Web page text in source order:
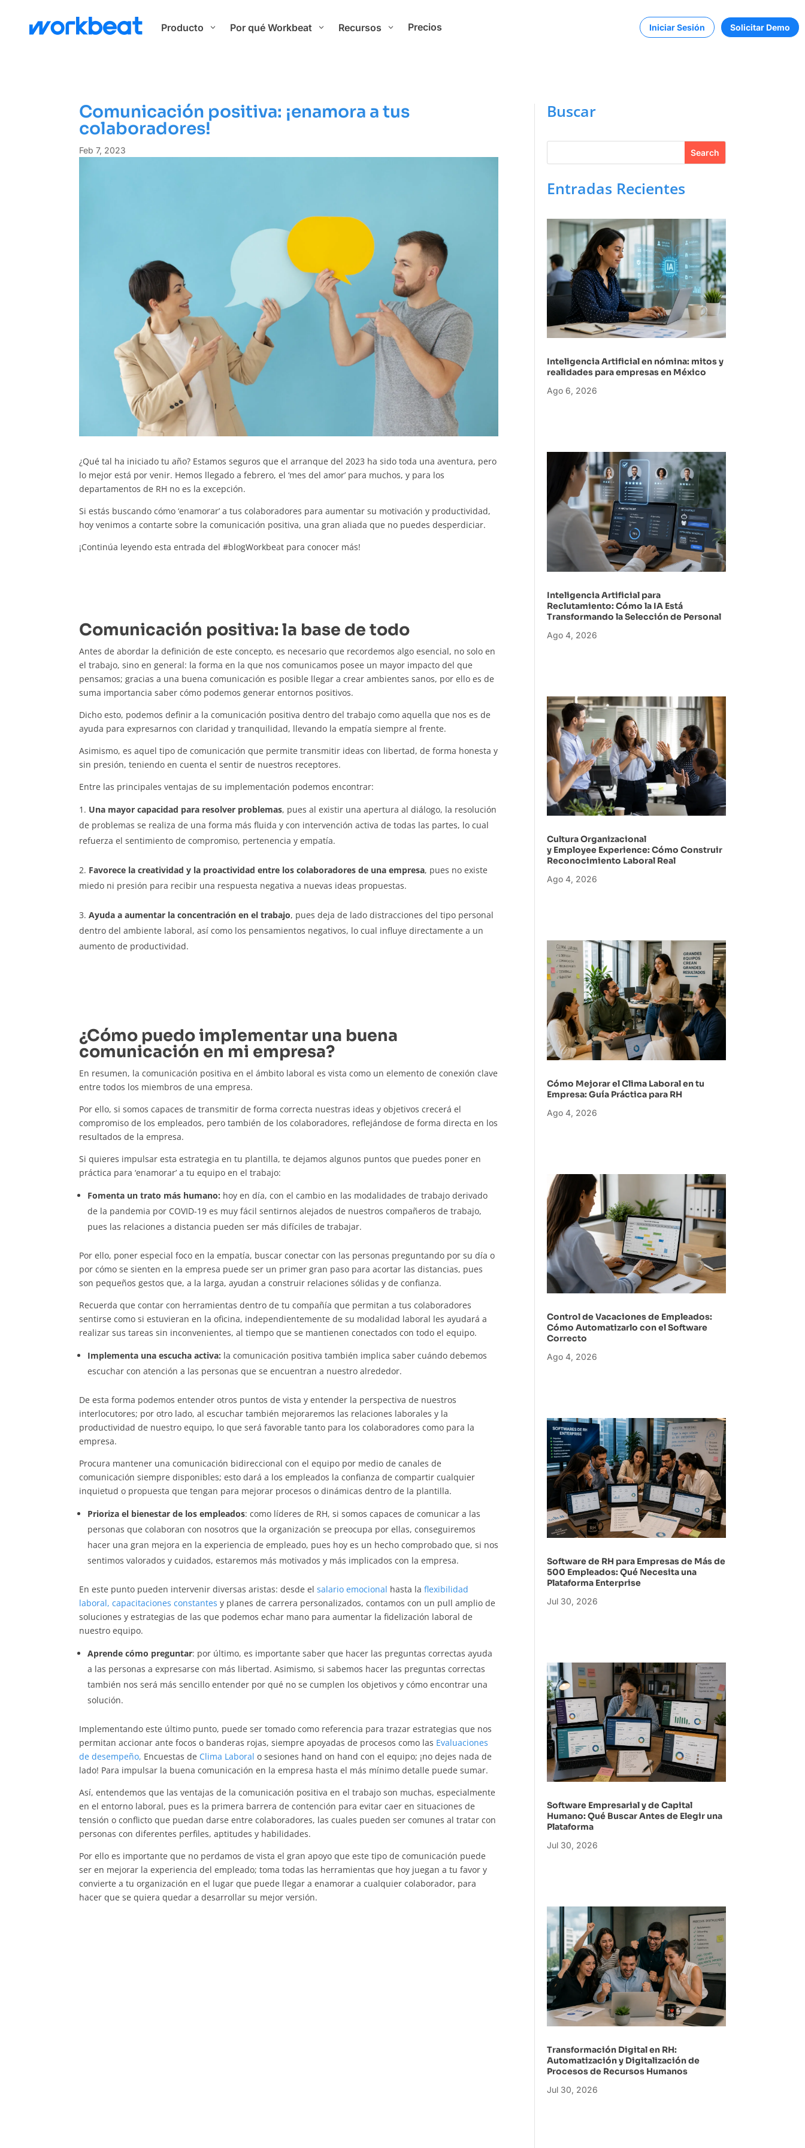
Producto 3 Por qué Workbeat 3 Recursos 3 Precios Iniciar Sesión Solicitar Demo
Comunicación positiva: ¡enamora a tus
colaboradores!
Feb 7, 2023
¿Qué tal ha iniciado tu año? Estamos seguros que el arranque del 2023 ha sido toda una aventura, pero
lo mejor está por venir. Hemos llegado a febrero, el ‘mes del amor’ para muchos, y para los
departamentos de RH no es la excepción.
Si estás buscando cómo ‘enamorar’ a tus colaboradores para aumentar su motivación y productividad,
hoy venimos a contarte sobre la comunicación positiva, una gran aliada que no puedes desperdiciar.
¡Continúa leyendo esta entrada del #blogWorkbeat para conocer más!
Comunicación positiva: la base de todo
Antes de abordar la definición de este concepto, es necesario que recordemos algo esencial, no solo en
el trabajo, sino en general: la forma en la que nos comunicamos posee un mayor impacto del que
pensamos; gracias a una buena comunicación es posible llegar a crear ambientes sanos, por ello es de
suma importancia saber cómo podemos generar entornos positivos.
Dicho esto, podemos definir a la comunicación positiva dentro del trabajo como aquella que nos es de
ayuda para expresarnos con claridad y tranquilidad, llevando la empatía siempre al frente.
Asimismo, es aquel tipo de comunicación que permite transmitir ideas con libertad, de forma honesta y
sin presión, teniendo en cuenta el sentir de nuestros receptores.
Entre las principales ventajas de su implementación podemos encontrar:
Una mayor capacidad para resolver problemas, pues al existir una apertura al diálogo, la resolución
de problemas se realiza de una forma más fluida y con intervención activa de todas las partes, lo cual
refuerza el sentimiento de compromiso, pertenencia y empatía.
Favorece la creatividad y la proactividad entre los colaboradores de una empresa, pues no existe
miedo ni presión para recibir una respuesta negativa a nuevas ideas propuestas.
Ayuda a aumentar la concentración en el trabajo, pues deja de lado distracciones del tipo personal
dentro del ambiente laboral, así como los pensamientos negativos, lo cual influye directamente a un
aumento de productividad.
¿Cómo puedo implementar una buena
comunicación en mi empresa?
En resumen, la comunicación positiva en el ámbito laboral es vista como un elemento de conexión clave
entre todos los miembros de una empresa.
Por ello, si somos capaces de transmitir de forma correcta nuestras ideas y objetivos crecerá el
compromiso de los empleados, pero también de los colaboradores, reflejándose de forma directa en los
resultados de la empresa.
Si quieres impulsar esta estrategia en tu plantilla, te dejamos algunos puntos que puedes poner en
práctica para ‘enamorar’ a tu equipo en el trabajo:
Fomenta un trato más humano: hoy en día, con el cambio en las modalidades de trabajo derivado
de la pandemia por COVID-19 es muy fácil sentirnos alejados de nuestros compañeros de trabajo,
pues las relaciones a distancia pueden ser más difíciles de trabajar.
Por ello, poner especial foco en la empatía, buscar conectar con las personas preguntando por su día o
por cómo se sienten en la empresa puede ser un primer gran paso para acortar las distancias, pues
son pequeños gestos que, a la larga, ayudan a construir relaciones sólidas y de confianza.
Recuerda que contar con herramientas dentro de tu compañía que permitan a tus colaboradores
sentirse como si estuvieran en la oficina, independientemente de su modalidad laboral les ayudará a
realizar sus tareas sin inconvenientes, al tiempo que se mantienen conectados con todo el equipo.
Implementa una escucha activa: la comunicación positiva también implica saber cuándo debemos
escuchar con atención a las personas que se encuentran a nuestro alrededor.
De esta forma podemos entender otros puntos de vista y entender la perspectiva de nuestros
interlocutores; por otro lado, al escuchar también mejoraremos las relaciones laborales y la
productividad de nuestro equipo, lo que será favorable tanto para los colaboradores como para la
empresa.
Procura mantener una comunicación bidireccional con el equipo por medio de canales de
comunicación siempre disponibles; esto dará a los empleados la confianza de compartir cualquier
inquietud o propuesta que tengan para mejorar procesos o dinámicas dentro de la plantilla.
Prioriza el bienestar de los empleados: como líderes de RH, si somos capaces de comunicar a las
personas que colaboran con nosotros que la organización se preocupa por ellas, conseguiremos
hacer una gran mejora en la experiencia de empleado, pues hoy es un hecho comprobado que, si nos
sentimos valorados y cuidados, estaremos más motivados y más implicados con la empresa.
En este punto pueden intervenir diversas aristas: desde el salario emocional hasta la flexibilidad
laboral, capacitaciones constantes y planes de carrera personalizados, contamos con un pull amplio de
soluciones y estrategias de las que podemos echar mano para aumentar la fidelización laboral de
nuestro equipo.
Aprende cómo preguntar: por último, es importante saber que hacer las preguntas correctas ayuda
a las personas a expresarse con más libertad. Asimismo, si sabemos hacer las preguntas correctas
también nos será más sencillo entender por qué no se cumplen los objetivos y cómo encontrar una
solución.
Implementando este último punto, puede ser tomado como referencia para trazar estrategias que nos
permitan accionar ante focos o banderas rojas, siempre apoyadas de procesos como las Evaluaciones
de desempeño, Encuestas de Clima Laboral o sesiones hand on hand con el equipo; ¡no dejes nada de
lado! Para impulsar la buena comunicación en la empresa hasta el más mínimo detalle puede sumar.
Así, entendemos que las ventajas de la comunicación positiva en el trabajo son muchas, especialmente
en el entorno laboral, pues es la primera barrera de contención para evitar caer en situaciones de
tensión o conflicto que puedan darse entre colaboradores, las cuales pueden ser comunes al tratar con
personas con diferentes perfiles, aptitudes y habilidades.
Por ello es importante que no perdamos de vista el gran apoyo que este tipo de comunicación puede
ser en mejorar la experiencia del empleado; toma todas las herramientas que hoy juegan a tu favor y
convierte a tu organización en el lugar que puede llegar a enamorar a cualquier colaborador, para
hacer que se quiera quedar a desarrollar su mejor versión.
Buscar
Entradas Recientes
Inteligencia Artificial en nómina: mitos y
realidades para empresas en México
Ago 6, 2026
Inteligencia Artificial para
Reclutamiento: Cómo la IA Está
Transformando la Selección de Personal
Ago 4, 2026
Cultura Organizacional
y Employee Experience: Cómo Construir
Reconocimiento Laboral Real
Ago 4, 2026
Cómo Mejorar el Clima Laboral en tu
Empresa: Guía Práctica para RH
Ago 4, 2026
Control de Vacaciones de Empleados:
Cómo Automatizarlo con el Software
Correcto
Ago 4, 2026
Software de RH para Empresas de Más de
500 Empleados: Qué Necesita una
Plataforma Enterprise
Jul 30, 2026
Software Empresarial y de Capital
Humano: Qué Buscar Antes de Elegir una
Plataforma
Jul 30, 2026
Transformación Digital en RH:
Automatización y Digitalización de
Procesos de Recursos Humanos
Jul 30, 2026